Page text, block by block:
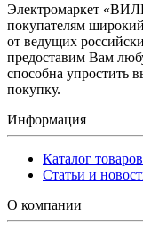
Электромаркет
покупателям
от ведущих
предоставим Вам
способна упростить
покупку.
Информация
Каталог товаров
Статьи и
О компании